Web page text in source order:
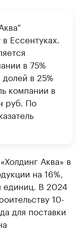
Ессентуках.
в 75%
в 25%
компании в
руб. По
Аква» в
на 16%,
единиц. В 2024
10-
для поставки